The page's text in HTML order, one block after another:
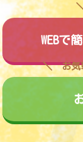
WEBで
お気